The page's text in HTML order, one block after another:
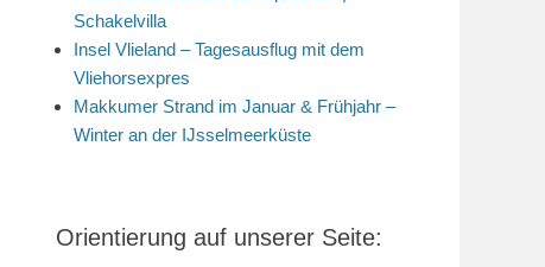
Schakelvilla
Insel Vlieland – Tagesausflug mit dem
Vliehorsexpres
Makkumer Strand im Januar & Frühjahr –
Winter an der IJsselmeerküste
Orientierung auf unserer Seite: